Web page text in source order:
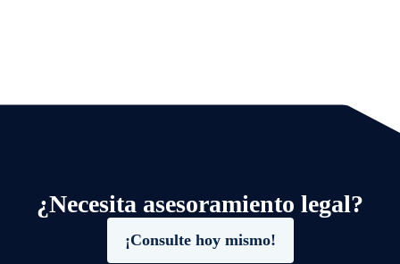
¿Necesita asesoramiento legal?
¡Consulte hoy mismo!